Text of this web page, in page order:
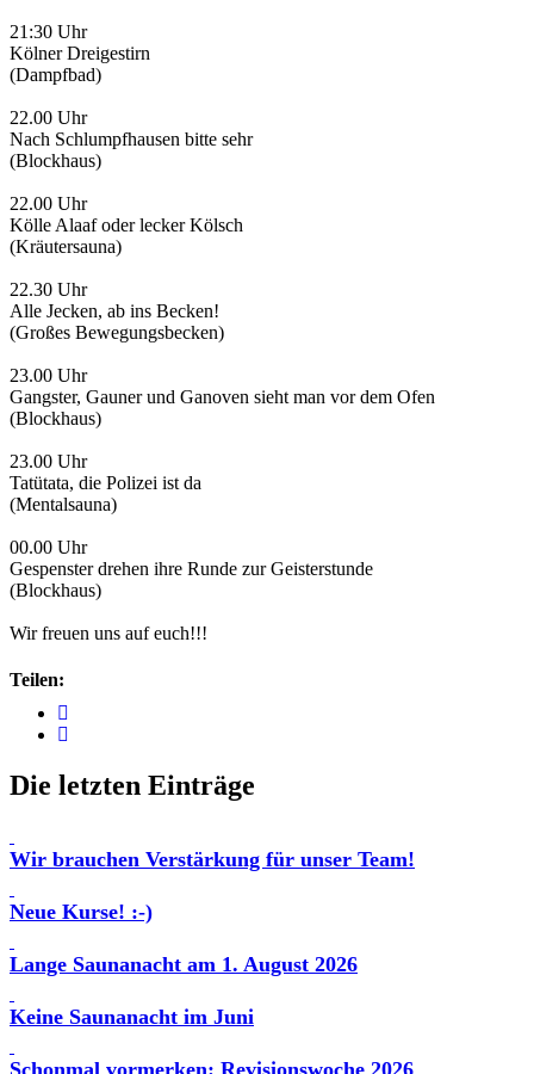
21:30 Uhr
Kölner Dreigestirn
(Dampfbad)
22.00 Uhr
Nach Schlumpfhausen bitte sehr
(Blockhaus)
22.00 Uhr
Kölle Alaaf oder lecker Kölsch
(Kräutersauna)
22.30 Uhr
Alle Jecken, ab ins Becken!
(Großes Bewegungsbecken)
23.00 Uhr
Gangster, Gauner und Ganoven sieht man vor dem Ofen
(Blockhaus)
23.00 Uhr
Tatütata, die Polizei ist da
(Mentalsauna)
00.00 Uhr
Gespenster drehen ihre Runde zur Geisterstunde
(Blockhaus)
Wir freuen uns auf euch!!!
Teilen:
Die letzten Einträge
Wir brauchen Verstärkung für unser Team!
Neue Kurse! :-)
Lange Saunanacht am 1. August 2026
Keine Saunanacht im Juni
Schonmal vormerken: Revisionswoche 2026